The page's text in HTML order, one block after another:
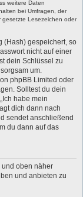
weitere Daten
bei Umfragen, der
gesetzte Lesezeichen oder
(Hash) gespeichert, so
nicht auf einer
dein Schlüssel zu
um.
phpBB Limited oder
Solltest du dein
habe mein
dich dann nach
sendet anschließend
du dann auf das
und oben näher
und anbieten zu